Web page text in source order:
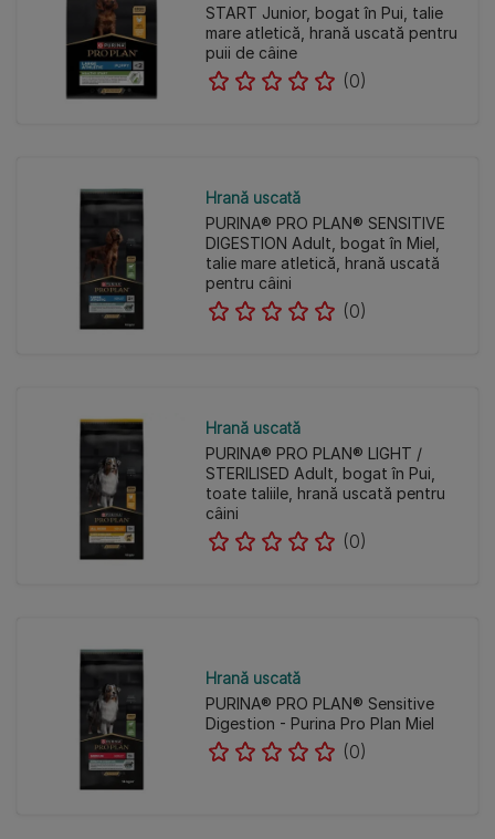
START Junior, bogat în Pui, talie
mare atletică, hrană uscată pentru
puii de câine
(0)
Hrană uscată
PURINA® PRO PLAN® SENSITIVE
DIGESTION Adult, bogat în Miel,
talie mare atletică, hrană uscată
pentru câini
(0)
Hrană uscată
PURINA® PRO PLAN® LIGHT /
STERILISED Adult, bogat în Pui,
toate taliile, hrană uscată pentru
câini
(0)
Hrană uscată
PURINA® PRO PLAN® Sensitive
Digestion - Purina Pro Plan Miel
(0)